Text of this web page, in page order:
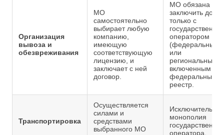
Организация
вывоза и
обезвреживания
МО
самостоятельно
выбирает любую
компанию,
имеющую
соответствующую
лицензию, и
заключает с ней
договор.
МО обязана
заключить
только с
оператором
(федеральным
или
региональным),
включенным в
федеральный
реестр.
Транспортировка
Осуществляется
силами и
средствами
выбранного МО
Исключительная
монополия
оператора.